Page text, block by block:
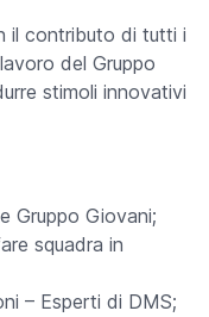
il contributo di tutti i
del Gruppo
stimoli innovativi
Gruppo Giovani;
squadra in
– Esperti di DMS;